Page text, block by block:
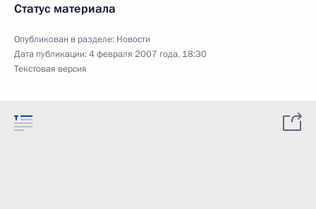
Статус материала
Опубликован в разделе: Новости
Дата публикации:4 февраля 2007 года, 18:30
Текстовая версия